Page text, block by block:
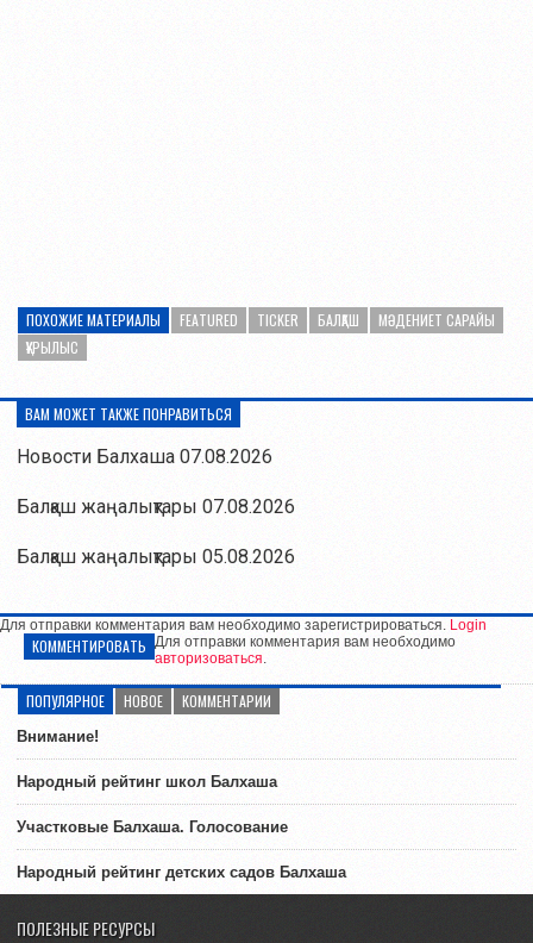
ПОХОЖИЕ МАТЕРИАЛЫ FEATURED TICKER БАЛҚАШ
МӘДЕНИЕТ САРАЙЫ
ҚҰРЫЛЫС
ВАМ МОЖЕТ ТАКЖЕ ПОНРАВИТЬСЯ
Новости Балхаша 07.08.2026
Балқаш жаңалықтары 07.08.2026
Балқаш жаңалықтары 05.08.2026
Для отправки комментария вам необходимо зарегистрироваться. Login
КОММЕНТИРОВАТЬ Для отправки комментария вам необходимо
авторизоваться.
ПОПУЛЯРНОЕ НОВОЕ КОММЕНТАРИИ
Внимание!
Народный рейтинг школ Балхаша
Участковые Балхаша. Голосование
Народный рейтинг детских садов Балхаша
ПОЛЕЗНЫЕ РЕСУРСЫ